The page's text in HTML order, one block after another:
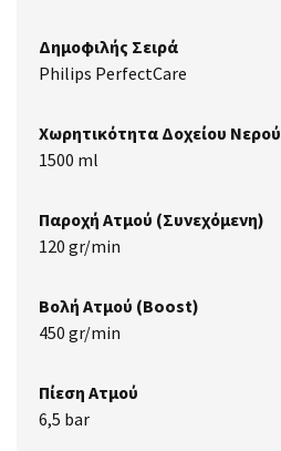
Δημοφιλής Σειρά
Philips PerfectCare
Χωρητικότητα Δοχείου Νερού
1500 ml
Παροχή Ατμού (Συνεχόμενη)
120 gr/min
Βολή Ατμού (Boost)
450 gr/min
Πίεση Ατμού
6,5 bar